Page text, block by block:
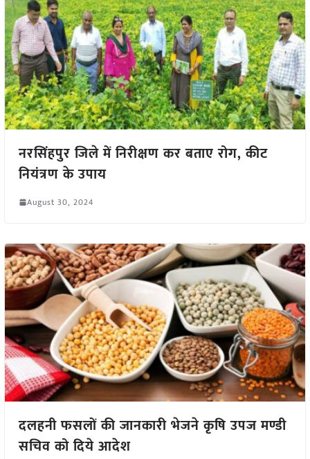
नरसिंहपुर जिले में निरीक्षण कर बताए रोग, कीट
नियंत्रण के उपाय
August 30, 2024
दलहनी फसलों की जानकारी भेजने कृषि उपज मण्डी
सचिव को दिये आदेश